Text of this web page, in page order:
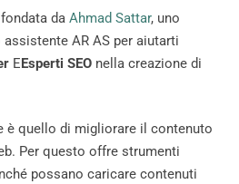
fondata da Ahmad Sattar, uno
AR AS per aiutarti
EEsperti SEO nella creazione di
è quello di migliorare il contenuto
Per questo offre strumenti
possano caricare contenuti